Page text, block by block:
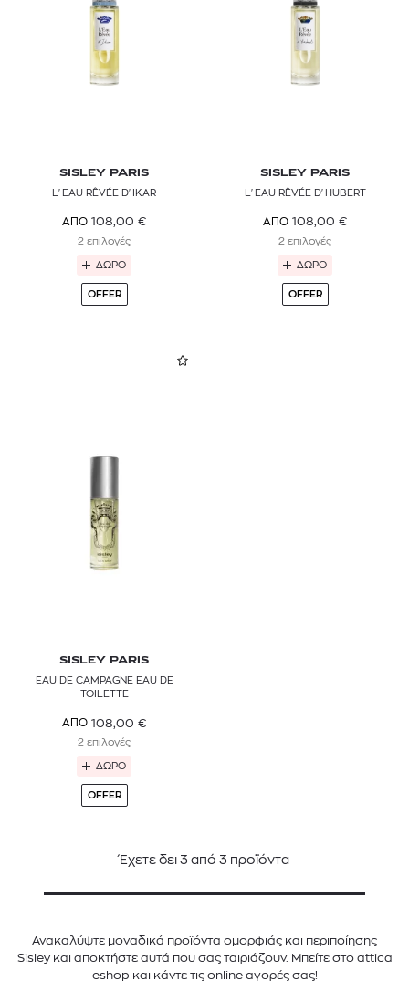
SISLEY PARIS
L'EAU RÊVÉE D'IKAR
ΑΠΟ 108,00 €
2 επιλογές
ΔΩΡΟ
OFFER
SISLEY PARIS
L'EAU RÊVÉE D'HUBERT
ΑΠΟ 108,00 €
2 επιλογές
ΔΩΡΟ
OFFER
SISLEY PARIS
EAU DE CAMPAGNE EAU DE
TOILETTE
ΑΠΟ 108,00 €
2 επιλογές
ΔΩΡΟ
OFFER
Έχετε δει 3 από 3 προϊόντα
Ανακαλύψτε μοναδικά προϊόντα ομορφιάς και περιποίησης
Sisley και αποκτήστε αυτά που σας ταιριάζουν. Μπείτε στο attica
eshop και κάντε τις online αγορές σας!